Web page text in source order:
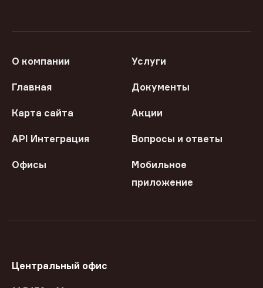
О компании Услуги
Главная Документы
Карта сайта Акции
API Интеграция Вопросы и ответы
Офисы
Мобильное
приложение
Центральный офис